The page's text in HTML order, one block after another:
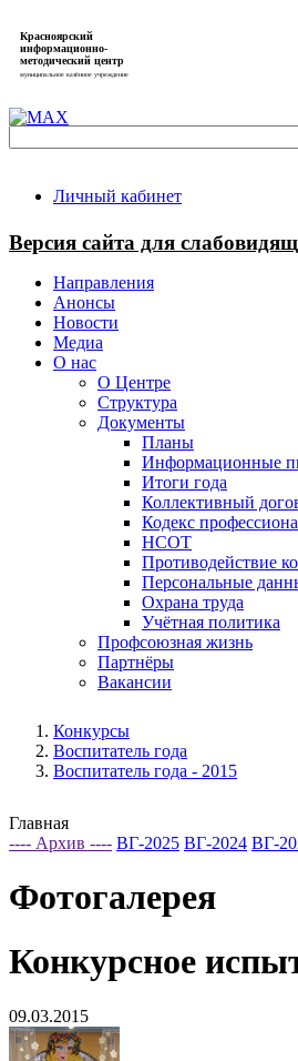
Красноярский
информационно-
методический центр
муниципальное казённое учреждение
Личный кабинет
Версия сайта для
Направления
Анонсы
Новости
Медиа
О нас
О Центре
Структура
Документы
Планы
Информационные
Итоги года
Коллективный
Кодекс
НСОТ
Противодействие
Персональные
Охрана труда
Учётная политика
Профсоюзная жизнь
Партнёры
Вакансии
Конкурсы
Воспитатель года
Воспитатель года - 2015
Главная
---- Архив ---- ВГ-2025 ВГ-2024 ВГ-
Фотогалерея
Конкурсное
09.03.2015